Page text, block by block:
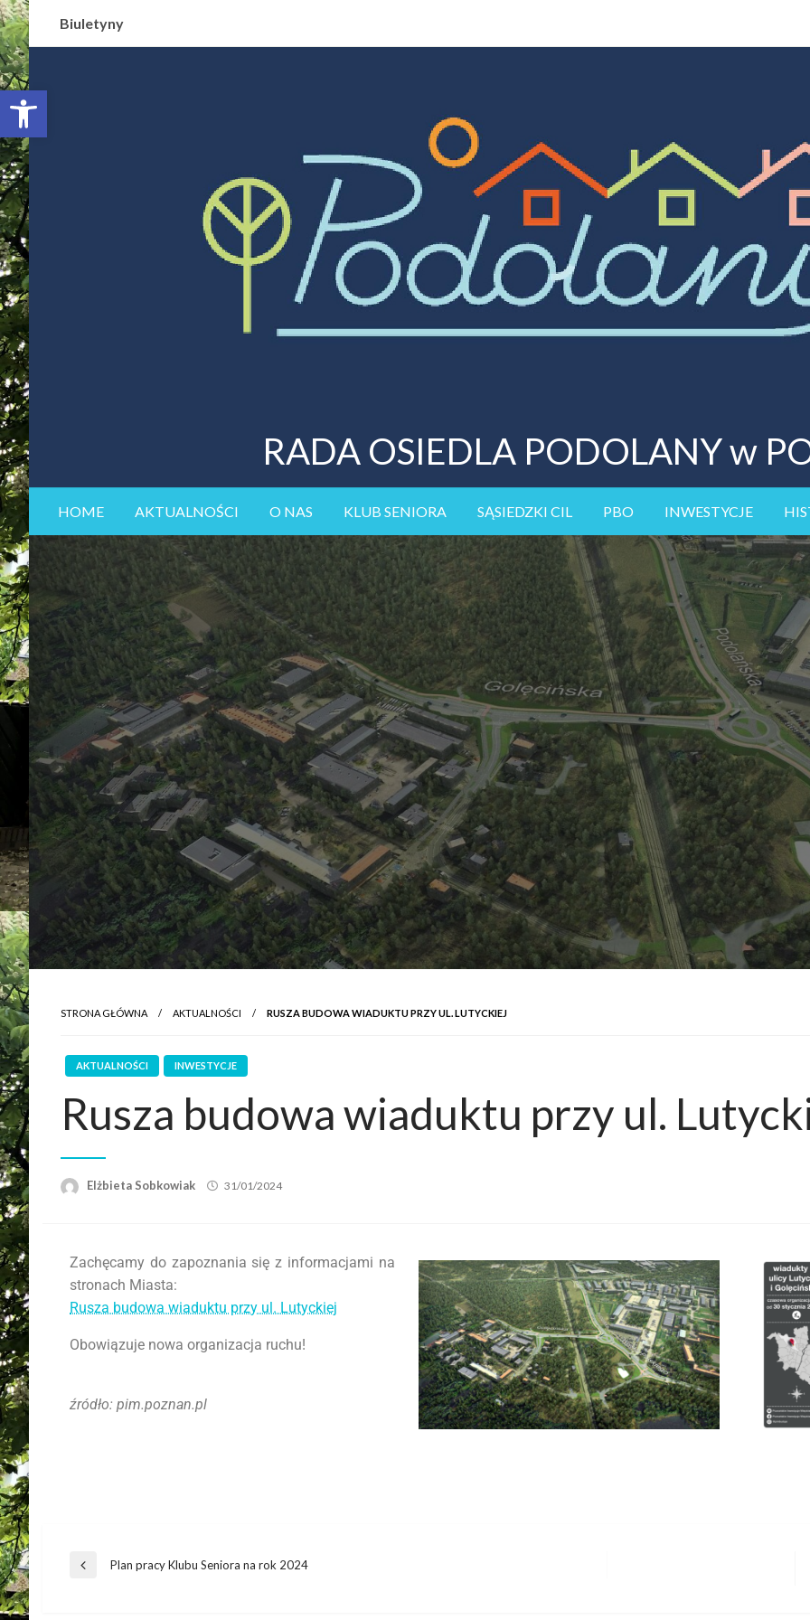
Otwórz pasek narzędzi
Biuletyny
RADA OSIEDLA PODOLANY w
HOME AKTUALNOŚCI O NAS KLUB SENIORA SĄSIEDZKI CIL PBO INWESTYCJE
STRONA GŁÓWNA AKTUALNOŚCI RUSZA BUDOWA WIADUKTU PRZY UL. LUTYCKIEJ
AKTUALNOŚCI INWESTYCJE
Rusza budowa wiaduktu przy ul.
Elżbieta Sobkowiak 31/01/2024
Zachęcamy do zapoznania się z informacjami na
stronach Miasta:
Rusza budowa wiaduktu przy ul. Lutyckiej
Obowiązuje nowa organizacja ruchu!
źródło: pim.poznan.pl
Plan pracy Klubu Seniora na rok 2024